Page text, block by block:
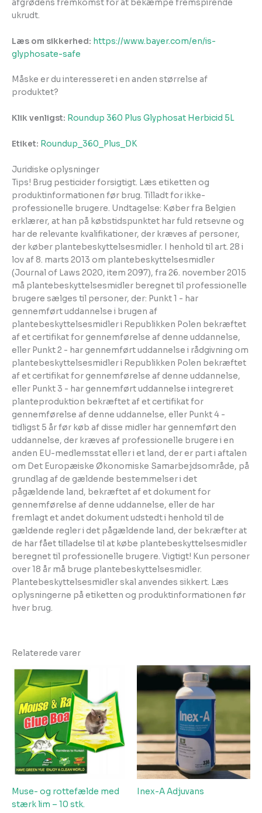
afgrødens fremkomst for at bekæmpe fremspirende
ukrudt.
Læs om sikkerhed: https://www.bayer.com/en/is-
glyphosate-safe
Måske er du interesseret i en anden størrelse af
produktet?
Klik venligst: Roundup 360 Plus Glyphosat Herbicid 5L
Etiket: Roundup_360_Plus_DK
Juridiske oplysninger
Tips! Brug pesticider forsigtigt. Læs etiketten og
produktinformationen før brug. Tilladt for ikke-
professionelle brugere. Undtagelse: Køber fra Belgien
erklærer, at han på købstidspunktet har fuld retsevne og
har de relevante kvalifikationer, der kræves af personer,
der køber plantebeskyttelsesmidler. I henhold til art. 28 i
lov af 8. marts 2013 om plantebeskyttelsesmidler
(Journal of Laws 2020, item 2097), fra 26. november 2015
må plantebeskyttelsesmidler beregnet til professionelle
brugere sælges til personer, der: Punkt 1 - har
gennemført uddannelse i brugen af ​​
plantebeskyttelsesmidler i Republikken Polen bekræftet
af et certifikat for gennemførelse af denne uddannelse,
eller Punkt 2 - har gennemført uddannelse i rådgivning om
plantebeskyttelsesmidler i Republikken Polen bekræftet
af et certifikat for gennemførelse af denne uddannelse,
eller Punkt 3 - har gennemført uddannelse i integreret
planteproduktion bekræftet af et certifikat for
gennemførelse af denne uddannelse, eller Punkt 4 -
tidligst 5 år før køb af disse midler har gennemført den
uddannelse, der kræves af professionelle brugere i en
anden EU-medlemsstat eller i et land, der er part i aftalen
om Det Europæiske Økonomiske Samarbejdsområde, på
grundlag af de gældende bestemmelser i det
pågældende land, bekræftet af et dokument for
gennemførelse af denne uddannelse, eller de har
fremlagt et andet dokument udstedt i henhold til de
gældende regler i det pågældende land, der bekræfter at
de har fået tilladelse til at købe plantebeskyttelsesmidler
beregnet til professionelle brugere. Vigtigt! Kun personer
over 18 år må bruge plantebeskyttelsesmidler.
Plantebeskyttelsesmidler skal anvendes sikkert. Læs
oplysningerne på etiketten og produktinformationen før
hver brug.
Relaterede varer
Muse- og rottefælde med
stærk lim – 10 stk.
Inex-A Adjuvans